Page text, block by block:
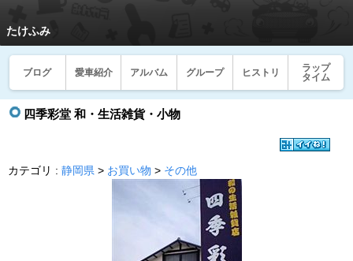
たけふみ
ブログ 愛車紹介 アルバム グループ ヒストリ
ラップ
タイム
四季彩堂 和・生活雑貨・小物
カテゴリ : 静岡県 > お買い物 > その他